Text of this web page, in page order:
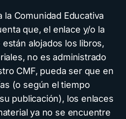
la Comunidad Educativa
que, el enlace y/o la
alojados los libros,
no es administrado
CMF, pueda ser que en
(o según el tiempo
publicación), los enlaces
ya no se encuentre